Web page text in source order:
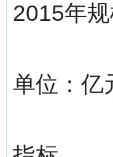
2015年
单位：亿